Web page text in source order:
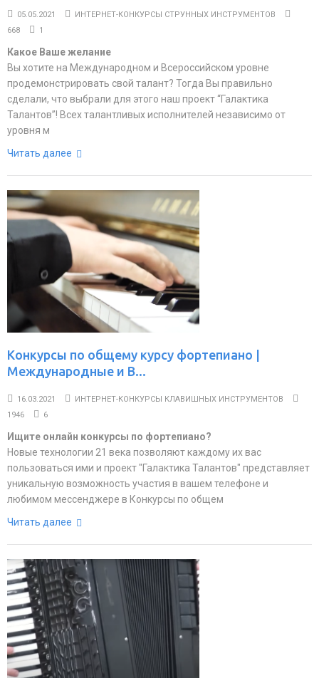
05.05.2021
ИНТЕРНЕТ-КОНКУРСЫ СТРУННЫХ ИНСТРУМЕНТОВ
668
1
Какое Ваше желание
Вы хотите на Международном и Всероссийском уровне
продемонстрировать свой талант? Тогда Вы правильно
сделали, что выбрали для этого наш проект “Галактика
Талантов”! Всех талантливых исполнителей независимо от
уровня м
Читать далее
Конкурсы по общему курсу фортепиано |
Международные и В...
16.03.2021
ИНТЕРНЕТ-КОНКУРСЫ КЛАВИШНЫХ ИНСТРУМЕНТОВ
1946
6
Ищите онлайн конкурсы по фортепиано?
Новые технологии 21 века позволяют каждому их вас
пользоваться ими и проект "Галактика Талантов" представляет
уникальную возможность участия в вашем телефоне и
любимом мессенджере в Конкурсы по общем
Читать далее